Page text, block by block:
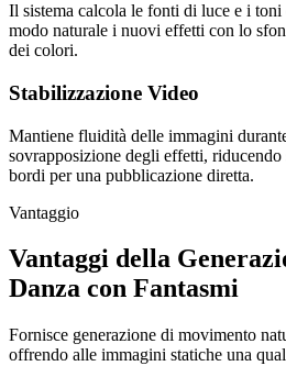
Il sistema calcola le fonti di luce e i
modo naturale i nuovi effetti con lo
dei colori.
Stabilizzazione Video
Mantiene fluidità delle immagini
sovrapposizione degli effetti,
bordi per una pubblicazione diretta.
Vantaggio
Vantaggi della
Danza con Fantasmi
Fornisce generazione di movimento
offrendo alle immagini statiche una